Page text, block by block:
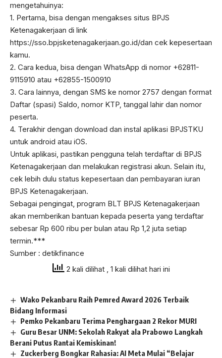
mengetahuinya:
1. Pertama, bisa dengan mengakses situs BPJS
Ketenagakerjaan di link
https://sso.bpjsketenagakerjaan.go.id/dan cek kepesertaan
kamu.
2. Cara kedua, bisa dengan WhatsApp di nomor +62811-
9115910 atau +62855-1500910
3. Cara lainnya, dengan SMS ke nomor 2757 dengan format
Daftar (spasi) Saldo, nomor KTP, tanggal lahir dan nomor
peserta.
4. Terakhir dengan download dan instal aplikasi BPJSTKU
untuk android atau iOS.
Untuk aplikasi, pastikan pengguna telah terdaftar di BPJS
Ketenagakerjaan dan melakukan registrasi akun. Selain itu,
cek lebih dulu status kepesertaan dan pembayaran iuran
BPJS Ketenagakerjaan.
Sebagai pengingat, program BLT BPJS Ketenagakerjaan
akan memberikan bantuan kepada peserta yang terdaftar
sebesar Rp 600 ribu per bulan atau Rp 1,2 juta setiap
termin.***
Sumber : detikfinance
2 kali dilihat
, 1 kali dilihat hari ini
Wako Pekanbaru Raih Pemred Award 2026 Terbaik
Bidang Informasi
Pemko Pekanbaru Terima Penghargaan 2 Rekor MURI
Guru Besar UNM: Sekolah Rakyat ala Prabowo Langkah
Berani Putus Rantai Kemiskinan!
Zuckerberg Bongkar Rahasia: AI Meta Mulai “Belajar